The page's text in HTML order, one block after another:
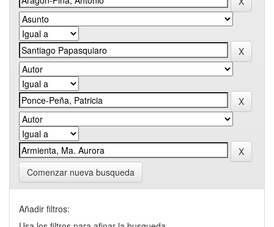
Comenzar nueva busqueda
Añadir filtros: